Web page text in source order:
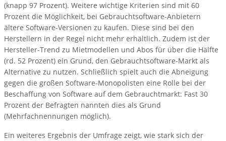
(knapp 97 Prozent). Weitere wichtige Kriterien sind mit 60
Prozent die Möglichkeit, bei Gebrauchtsoftware-Anbietern
ältere Software-Versionen zu kaufen. Diese sind bei den
Herstellern in der Regel nicht mehr erhältlich. Zudem ist der
Hersteller-Trend zu Mietmodellen und Abos für über die Hälfte
(rd. 52 Prozent) ein Grund, den Gebrauchtsoftware-Markt als
Alternative zu nutzen. Schließlich spielt auch die Abneigung
gegen die großen Software-Monopolisten eine Rolle bei der
Beschaffung von Software auf dem Gebrauchtmarkt: Fast 30
Prozent der Befragten nannten dies als Grund
(Mehrfachnennungen möglich).
Ein weiteres Ergebnis der Umfrage zeigt, wie stark sich der